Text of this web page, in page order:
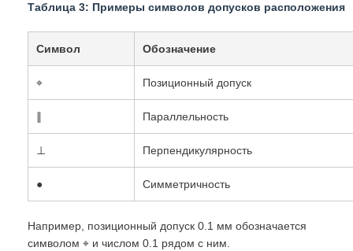
Таблица 3: Примеры символов допусков расположения
Символ Обозначение
⌖ Позиционный допуск
∥ Параллельность
⊥ Перпендикулярность
● Симметричность
Например, позиционный допуск 0.1 мм обозначается
символом ⌖ и числом 0.1 рядом с ним.